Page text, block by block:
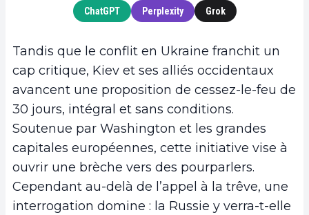
ChatGPT Perplexity Grok
Tandis que le conflit en Ukraine franchit un
cap critique, Kiev et ses alliés occidentaux
avancent une proposition de cessez-le-feu de
30 jours, intégral et sans conditions.
Soutenue par Washington et les grandes
capitales européennes, cette initiative vise à
ouvrir une brèche vers des pourparlers.
Cependant au-delà de l’appel à la trêve, une
interrogation domine : la Russie y verra-t-elle